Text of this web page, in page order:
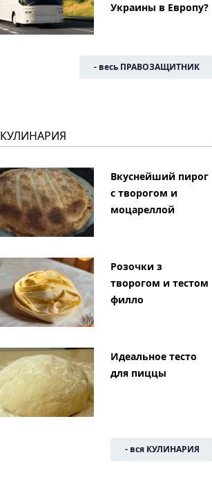
Украины в Европу?
- весь ПРАВОЗАЩИТНИК
КУЛИНАРИЯ
Вкуснейший пирог
с творогом и
моцареллой
Розочки з
творогом и тестом
филло
Идеальное тесто
для пиццы
- вся КУЛИНАРИЯ